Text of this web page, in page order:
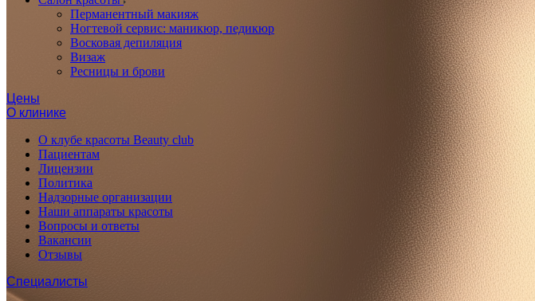
Перманентный макияж
Ногтевой сервис: маникюр, педикюр
Восковая депиляция
Визаж
Ресницы и брови
Цены
О клинике
О клубе красоты Beauty club
Пациентам
Лицензии
Политика
Надзорные организации
Наши аппараты красоты
Вопросы и ответы
Вакансии
Отзывы
Специалисты